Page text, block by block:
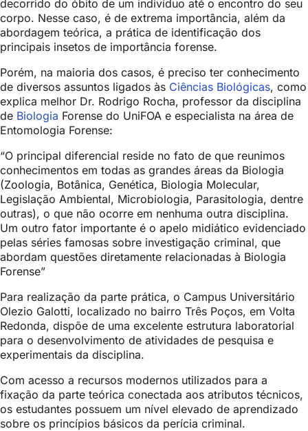
decorrido do óbito de um indivíduo até o encontro do seu
corpo. Nesse caso, é de extrema importância, além da
abordagem teórica, a prática de identificação dos
principais insetos de importância forense.
Porém, na maioria dos casos, é preciso ter conhecimento
de diversos assuntos ligados às Ciências Biológicas, como
explica melhor Dr. Rodrigo Rocha, professor da disciplina
de Biologia Forense do UniFOA e especialista na área de
Entomologia Forense:
“O principal diferencial reside no fato de que reunimos
conhecimentos em todas as grandes áreas da Biologia
(Zoologia, Botânica, Genética, Biologia Molecular,
Legislação Ambiental, Microbiologia, Parasitologia, dentre
outras), o que não ocorre em nenhuma outra disciplina.
Um outro fator importante é o apelo midiático evidenciado
pelas séries famosas sobre investigação criminal, que
abordam questões diretamente relacionadas à Biologia
Forense”
Para realização da parte prática, o Campus Universitário
Olezio Galotti, localizado no bairro Três Poços, em Volta
Redonda, dispõe de uma excelente estrutura laboratorial
para o desenvolvimento de atividades de pesquisa e
experimentais da disciplina.
Com acesso a recursos modernos utilizados para a
fixação da parte teórica conectada aos atributos técnicos,
os estudantes possuem um nível elevado de aprendizado
sobre os princípios básicos da perícia criminal.